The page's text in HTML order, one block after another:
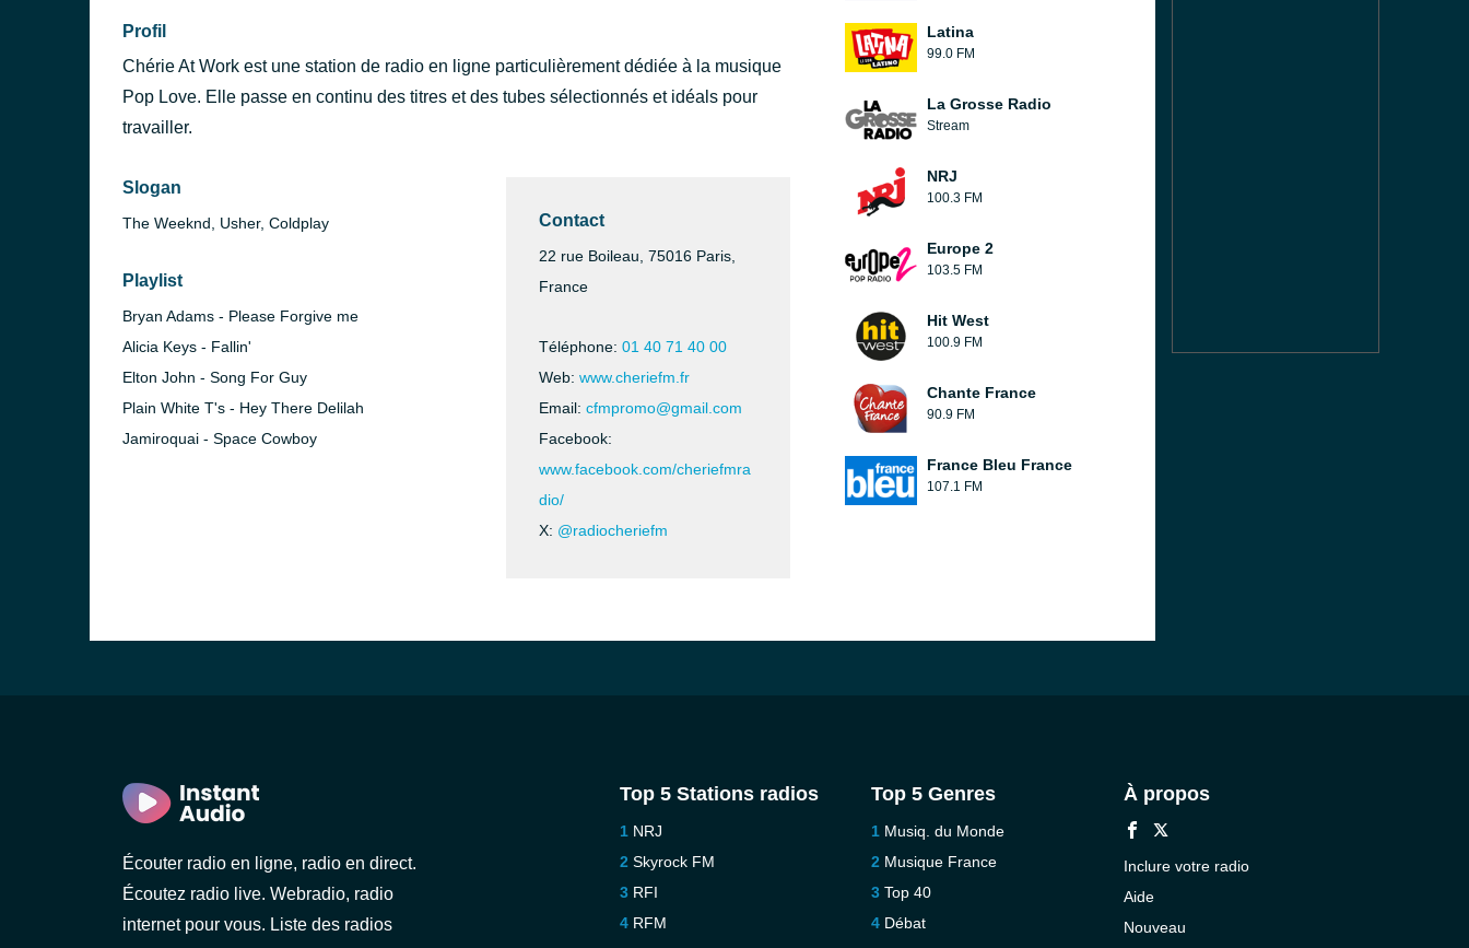
Profil
Chérie At Work est une station de radio en ligne particulièrement dédiée à la musique
Pop Love. Elle passe en continu des titres et des tubes sélectionnés et idéals pour
travailler.
Slogan
The Weeknd, Usher, Coldplay
Playlist
Bryan Adams - Please Forgive me
Alicia Keys - Fallin'
Elton John - Song For Guy
Plain White T's - Hey There Delilah
Jamiroquai - Space Cowboy
Contact
22 rue Boileau, 75016 Paris,
France
Téléphone: 01 40 71 40 00
Web: www.cheriefm.fr
Email: cfmpromo@gmail.com
Facebook:
www.facebook.com/cheriefmra
dio/
X: @radiocheriefm
Latina
99.0 FM
La Grosse Radio
Stream
NRJ
100.3 FM
Europe 2
103.5 FM
Hit West
100.9 FM
Chante France
90.9 FM
France Bleu France
107.1 FM
Écouter radio en ligne, radio en direct.
Écoutez radio live. Webradio, radio
internet pour vous. Liste des radios
Top 5 Stations radios
NRJ
Skyrock FM
RFI
RFM
Top 5 Genres
Musiq. du Monde
Musique France
Top 40
Débat
À propos
Inclure votre radio
Aide
Nouveau